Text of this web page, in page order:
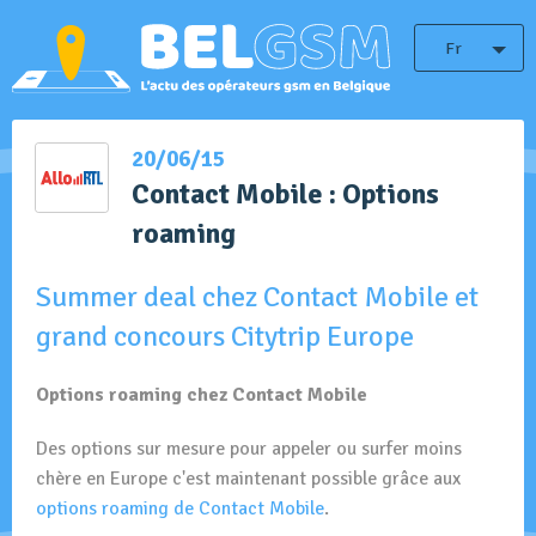
Fr
20/06/15
Contact Mobile : Options
roaming
Summer deal chez Contact Mobile et
grand concours Citytrip Europe
Options roaming chez Contact Mobile
Des options sur mesure pour appeler ou surfer moins
chère en Europe c'est maintenant possible grâce aux
options roaming de Contact Mobile.